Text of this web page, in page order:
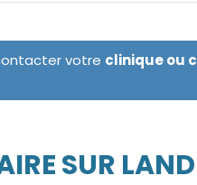
votre clinique ou
SUR